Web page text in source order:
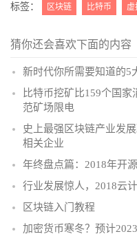
标签： 区块链 比特币 虚
猜你还会喜欢下面的内容
新时代你所需要知道的5
比特币挖矿比159个国
范矿场限电
史上最强区块链产业发
相关企业
年终盘点篇：2018年开
行业发展惊人，2018云
区块链入门教程
加密货币寒冬？预计